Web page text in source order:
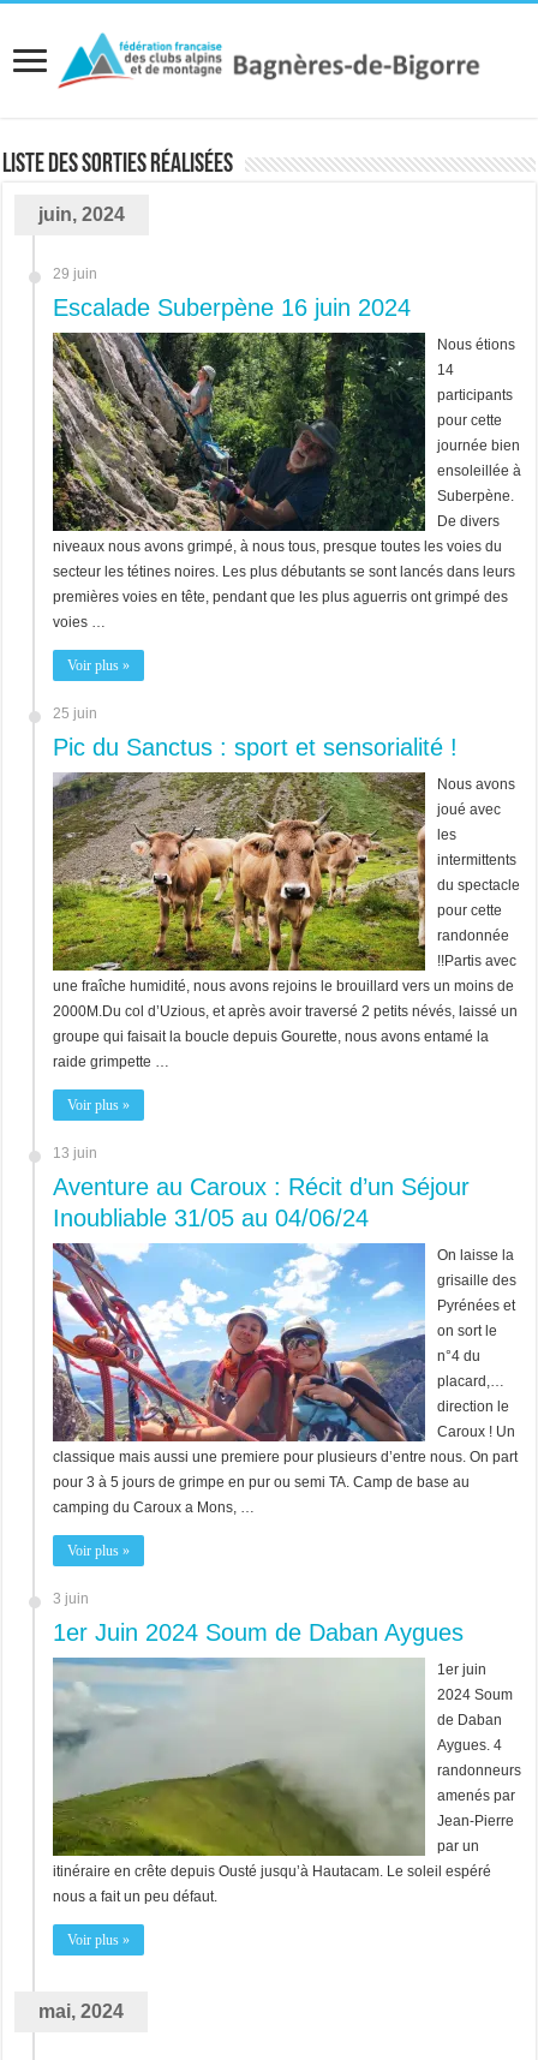
Liste des sorties réalisées
juin, 2024
29 juin
Escalade Suberpène 16 juin 2024
Nous étions
14
participants
pour cette
journée bien
ensoleillée à
Suberpène.
De divers
niveaux nous avons grimpé, à nous tous, presque toutes les voies du
secteur les tétines noires. Les plus débutants se sont lancés dans leurs
premières voies en tête, pendant que les plus aguerris ont grimpé des
voies …
Voir plus »
25 juin
Pic du Sanctus : sport et sensorialité !
Nous avons
joué avec
les
intermittents
du spectacle
pour cette
randonnée
!!Partis avec
une fraîche humidité, nous avons rejoins le brouillard vers un moins de
2000M.Du col d’Uzious, et après avoir traversé 2 petits névés, laissé un
groupe qui faisait la boucle depuis Gourette, nous avons entamé la
raide grimpette …
Voir plus »
13 juin
Aventure au Caroux : Récit d’un Séjour
Inoubliable 31/05 au 04/06/24
On laisse la
grisaille des
Pyrénées et
on sort le
n°4 du
placard,…
direction le
Caroux ! Un
classique mais aussi une premiere pour plusieurs d’entre nous. On part
pour 3 à 5 jours de grimpe en pur ou semi TA. Camp de base au
camping du Caroux a Mons, …
Voir plus »
3 juin
1er Juin 2024 Soum de Daban Aygues
1er juin
2024 Soum
de Daban
Aygues. 4
randonneurs
amenés par
Jean-Pierre
par un
itinéraire en crête depuis Ousté jusqu’à Hautacam. Le soleil espéré
nous a fait un peu défaut.
Voir plus »
mai, 2024